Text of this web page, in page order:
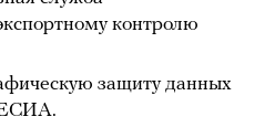
контролю
защиту данных
ЕСИА.